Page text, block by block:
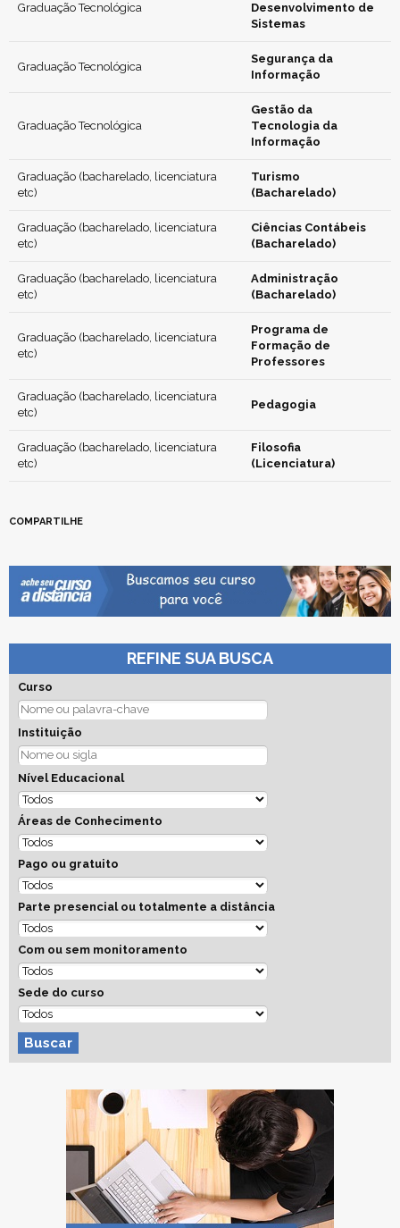
Graduação Tecnológica
Desenvolvimento de
Sistemas
Graduação Tecnológica
Segurança da
Informação
Graduação Tecnológica
Gestão da
Tecnologia da
Informação
Graduação (bacharelado, licenciatura
etc)
Turismo
(Bacharelado)
Graduação (bacharelado, licenciatura
etc)
Ciências Contábeis
(Bacharelado)
Graduação (bacharelado, licenciatura
etc)
Administração
(Bacharelado)
Graduação (bacharelado, licenciatura
etc)
Programa de
Formação de
Professores
Graduação (bacharelado, licenciatura
etc)
Pedagogia
Graduação (bacharelado, licenciatura
etc)
Filosofia
(Licenciatura)
COMPARTILHE
REFINE SUA BUSCA
Curso
Instituição
Nível Educacional
Áreas de Conhecimento
Pago ou gratuito
Parte presencial ou totalmente a distância
Com ou sem monitoramento
Sede do curso
Buscar